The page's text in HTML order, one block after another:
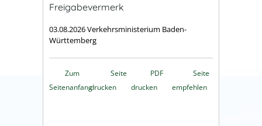
Freigabevermerk
03.08.2026 Verkehrsministerium Baden-
Württemberg
Zum
Seitenanfang
Seite
drucken
PDF
drucken
Seite
empfehlen